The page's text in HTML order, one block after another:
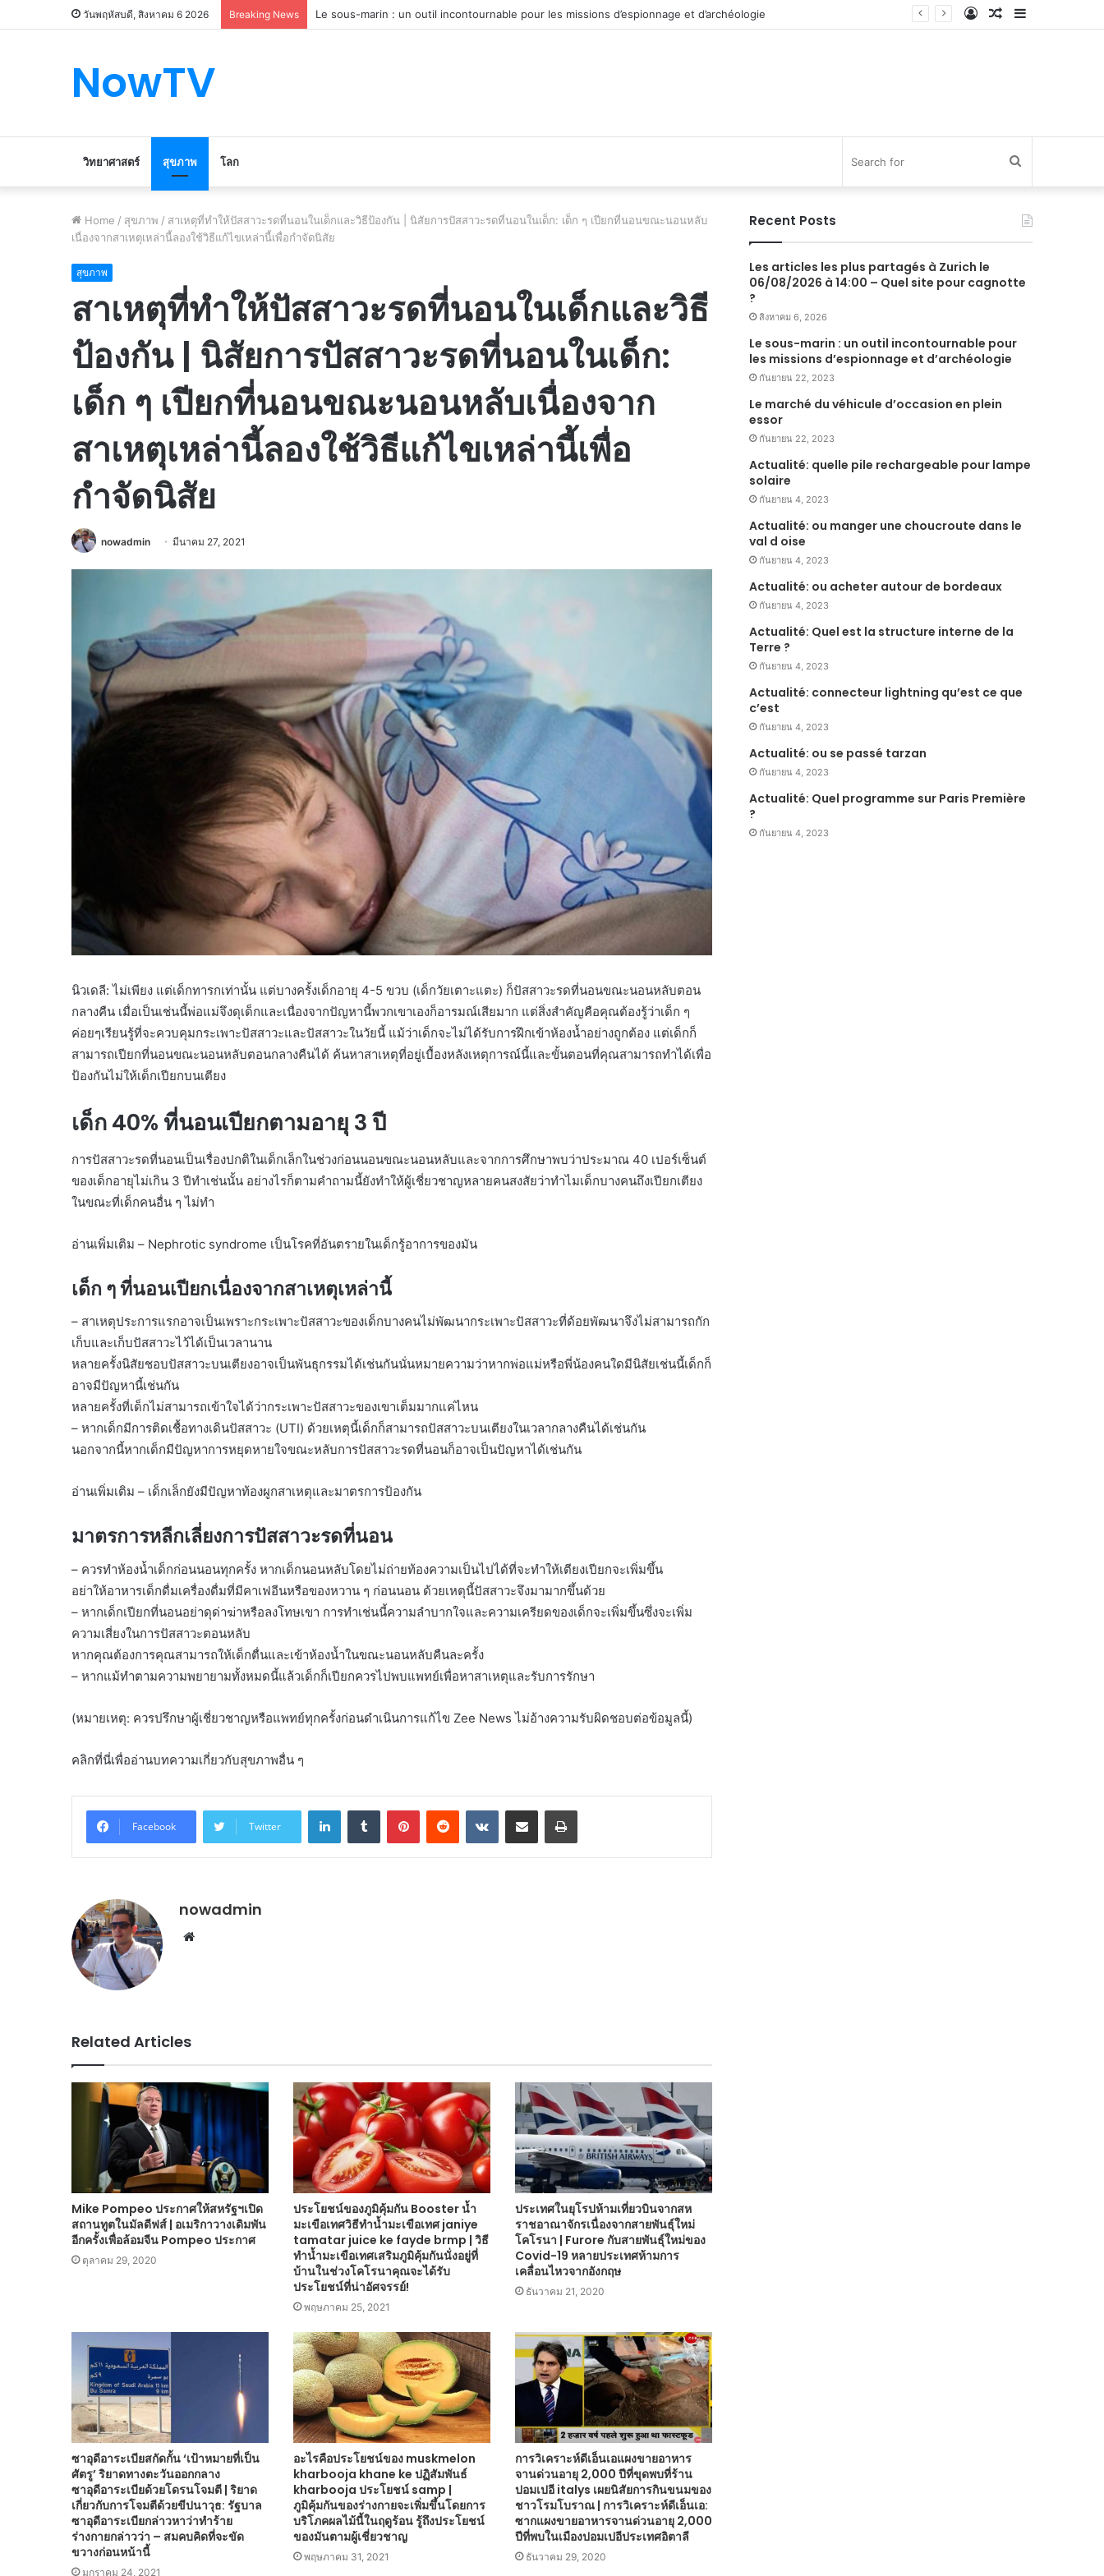
วันพฤหัสบดี, สิงหาคม 6 2026 Breaking News Le marché du véhicule d’occasion en plein essor Sidebar
Random
Log
NowTV
วิทยาศาสตร์ สุขภาพ โลก
Home / สุขภาพ / สาเหตุที่ทำให้ปัสสาวะรดที่นอนในเด็กและวิธีป้องกัน | นิสัยการปัสสาวะรดที่นอนในเด็ก: เด็ก ๆ เปียกที่นอนขณะนอนหลับ
เนื่องจากสาเหตุเหล่านี้ลองใช้วิธีแก้ไขเหล่านี้เพื่อกำจัดนิสัย
สุขภาพ
สาเหตุที่ทำให้ปัสสาวะรดที่นอนในเด็กและวิธี
ป้องกัน | นิสัยการปัสสาวะรดที่นอนในเด็ก:
เด็ก ๆ เปียกที่นอนขณะนอนหลับเนื่องจาก
สาเหตุเหล่านี้ลองใช้วิธีแก้ไขเหล่านี้เพื่อ
กำจัดนิสัย
nowadmin มีนาคม 27, 2021
นิวเดลี: ไม่เพียง แต่เด็กทารกเท่านั้น แต่บางครั้งเด็กอายุ 4-5 ขวบ (เด็กวัยเตาะแตะ) ก็ปัสสาวะรดที่นอนขณะนอนหลับตอน
กลางคืน เมื่อเป็นเช่นนี้พ่อแม่จึงดุเด็กและเนื่องจากปัญหานี้พวกเขาเองก็อารมณ์เสียมาก แต่สิ่งสำคัญคือคุณต้องรู้ว่าเด็ก ๆ
ค่อยๆเรียนรู้ที่จะควบคุมกระเพาะปัสสาวะและปัสสาวะในวัยนี้ แม้ว่าเด็กจะไม่ได้รับการฝึกเข้าห้องน้ำอย่างถูกต้อง แต่เด็กก็
สามารถเปียกที่นอนขณะนอนหลับตอนกลางคืนได้ ค้นหาสาเหตุที่อยู่เบื้องหลังเหตุการณ์นี้และขั้นตอนที่คุณสามารถทำได้เพื่อ
ป้องกันไม่ให้เด็กเปียกบนเตียง
เด็ก 40% ที่นอนเปียกตามอายุ 3 ปี
การปัสสาวะรดที่นอนเป็นเรื่องปกติในเด็กเล็กในช่วงก่อนนอนขณะนอนหลับและจากการศึกษาพบว่าประมาณ 40 เปอร์เซ็นต์
ของเด็กอายุไม่เกิน 3 ปีทำเช่นนั้น อย่างไรก็ตามคำถามนี้ยังทำให้ผู้เชี่ยวชาญหลายคนสงสัยว่าทำไมเด็กบางคนถึงเปียกเตียง
ในขณะที่เด็กคนอื่น ๆ ไม่ทำ
อ่านเพิ่มเติม – Nephrotic syndrome เป็นโรคที่อันตรายในเด็กรู้อาการของมัน
เด็ก ๆ ที่นอนเปียกเนื่องจากสาเหตุเหล่านี้
– สาเหตุประการแรกอาจเป็นเพราะกระเพาะปัสสาวะของเด็กบางคนไม่พัฒนากระเพาะปัสสาวะที่ด้อยพัฒนาจึงไม่สามารถกัก
เก็บและเก็บปัสสาวะไว้ได้เป็นเวลานาน
หลายครั้งนิสัยชอบปัสสาวะบนเตียงอาจเป็นพันธุกรรมได้เช่นกันนั่นหมายความว่าหากพ่อแม่หรือพี่น้องคนใดมีนิสัยเช่นนี้เด็กก็
อาจมีปัญหานี้เช่นกัน
หลายครั้งที่เด็กไม่สามารถเข้าใจได้ว่ากระเพาะปัสสาวะของเขาเต็มมากแค่ไหน
– หากเด็กมีการติดเชื้อทางเดินปัสสาวะ (UTI) ด้วยเหตุนี้เด็กก็สามารถปัสสาวะบนเตียงในเวลากลางคืนได้เช่นกัน
นอกจากนี้หากเด็กมีปัญหาการหยุดหายใจขณะหลับการปัสสาวะรดที่นอนก็อาจเป็นปัญหาได้เช่นกัน
อ่านเพิ่มเติม – เด็กเล็กยังมีปัญหาท้องผูกสาเหตุและมาตรการป้องกัน
มาตรการหลีกเลี่ยงการปัสสาวะรดที่นอน
– ควรทำห้องน้ำเด็กก่อนนอนทุกครั้ง หากเด็กนอนหลับโดยไม่ถ่ายท้องความเป็นไปได้ที่จะทำให้เตียงเปียกจะเพิ่มขึ้น
อย่าให้อาหารเด็กดื่มเครื่องดื่มที่มีคาเฟอีนหรือของหวาน ๆ ก่อนนอน ด้วยเหตุนี้ปัสสาวะจึงมามากขึ้นด้วย
– หากเด็กเปียกที่นอนอย่าดุด่าฆ่าหรือลงโทษเขา การทำเช่นนี้ความลำบากใจและความเครียดของเด็กจะเพิ่มขึ้นซึ่งจะเพิ่ม
ความเสี่ยงในการปัสสาวะตอนหลับ
หากคุณต้องการคุณสามารถให้เด็กตื่นและเข้าห้องน้ำในขณะนอนหลับคืนละครั้ง
– หากแม้ทำตามความพยายามทั้งหมดนี้แล้วเด็กก็เปียกควรไปพบแพทย์เพื่อหาสาเหตุและรับการรักษา
(หมายเหตุ: ควรปรึกษาผู้เชี่ยวชาญหรือแพทย์ทุกครั้งก่อนดำเนินการแก้ไข Zee News ไม่อ้างความรับผิดชอบต่อข้อมูลนี้)
คลิกที่นี่เพื่ออ่านบทความเกี่ยวกับสุขภาพอื่น ๆ
Facebook Twitter
LinkedInTumblr PinterestReddit VKontakteShare via Email Print
nowadmin
Website
Related Articles
Mike Pompeo ประกาศให้สหรัฐฯเปิด
สถานทูตในมัลดีฟส์ | อเมริกาวางเดิมพัน
อีกครั้งเพื่อล้อมจีน Pompeo ประกาศ
ตุลาคม 29, 2020
ประโยชน์ของภูมิคุ้มกัน Booster น้ำ
มะเขือเทศวิธีทำน้ำมะเขือเทศ janiye
tamatar juice ke fayde brmp | วิธี
ทำน้ำมะเขือเทศเสริมภูมิคุ้มกันนั่งอยู่ที่
บ้านในช่วงโคโรนาคุณจะได้รับ
ประโยชน์ที่น่าอัศจรรย์!
พฤษภาคม 25, 2021
ประเทศในยุโรปห้ามเที่ยวบินจากสห
ราชอาณาจักรเนื่องจากสายพันธุ์ใหม่
โคโรนา | Furore กับสายพันธุ์ใหม่ของ
Covid-19 หลายประเทศห้ามการ
เคลื่อนไหวจากอังกฤษ
ธันวาคม 21, 2020
ซาอุดีอาระเบียสกัดกั้น ‘เป้าหมายที่เป็น
ศัตรู’ ริยาดทางตะวันออกกลาง
ซาอุดีอาระเบียด้วยโดรนโจมตี | ริยาด
เกี่ยวกับการโจมตีด้วยขีปนาวุธ: รัฐบาล
ซาอุดีอาระเบียกล่าวหาว่าทำร้าย
ร่างกายกล่าวว่า – สมคบคิดที่จะขัด
ขวางก่อนหน้านี้
มกราคม 24, 2021
อะไรคือประโยชน์ของ muskmelon
kharbooja khane ke ปฏิสัมพันธ์
kharbooja ประโยชน์ samp |
ภูมิคุ้มกันของร่างกายจะเพิ่มขึ้นโดยการ
บริโภคผลไม้นี้ในฤดูร้อน รู้ถึงประโยชน์
ของมันตามผู้เชี่ยวชาญ
พฤษภาคม 31, 2021
การวิเคราะห์ดีเอ็นเอแผงขายอาหาร
จานด่วนอายุ 2,000 ปีที่ขุดพบที่ร้าน
ปอมเปอี italys เผยนิสัยการกินขนมของ
ชาวโรมโบราณ | การวิเคราะห์ดีเอ็นเอ:
ซากแผงขายอาหารจานด่วนอายุ 2,000
ปีที่พบในเมืองปอมเปอีประเทศอิตาลี
ธันวาคม 29, 2020
Recent Posts
Les articles les plus partagés à Zurich le
06/08/2026 à 14:00 – Quel site pour cagnotte
?
สิงหาคม 6, 2026
Le sous-marin : un outil incontournable pour
les missions d’espionnage et d’archéologie
กันยายน 22, 2023
Le marché du véhicule d’occasion en plein
essor
กันยายน 22, 2023
Actualité: quelle pile rechargeable pour lampe
solaire
กันยายน 4, 2023
Actualité: ou manger une choucroute dans le
val d oise
กันยายน 4, 2023
Actualité: ou acheter autour de bordeaux
กันยายน 4, 2023
Actualité: Quel est la structure interne de la
Terre ?
กันยายน 4, 2023
Actualité: connecteur lightning qu’est ce que
c’est
กันยายน 4, 2023
Actualité: ou se passé tarzan
กันยายน 4, 2023
Actualité: Quel programme sur Paris Première
?
กันยายน 4, 2023